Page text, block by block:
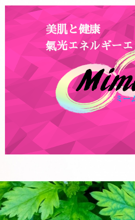
美肌と健康
氣光エネルギー